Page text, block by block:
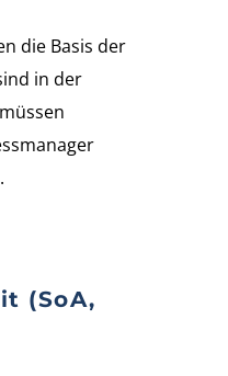
die Basis der
in der
(SoA,